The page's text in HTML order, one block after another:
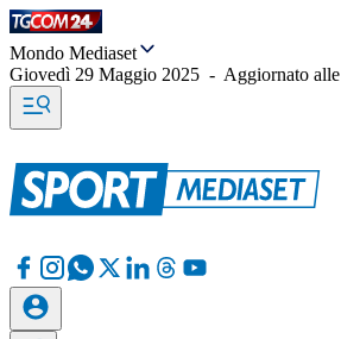
Mondo Mediaset
Giovedì 29 Maggio 2025 - Aggiornato alle